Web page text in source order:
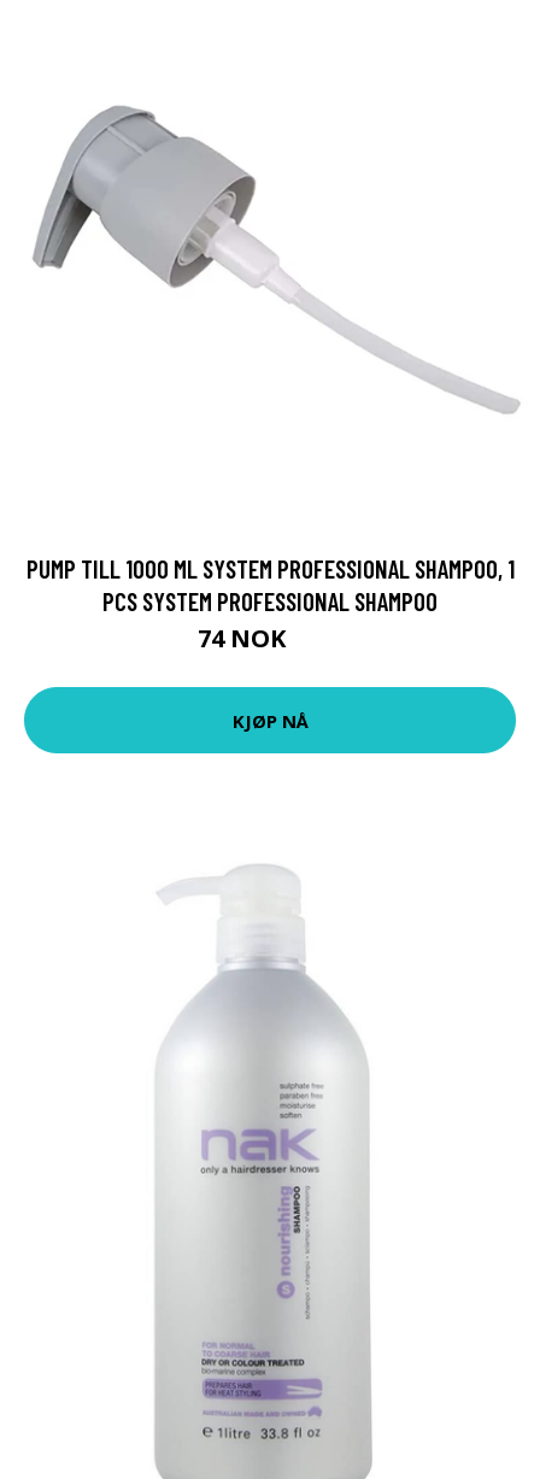
PUMP TILL 1000 ML SYSTEM PROFESSIONAL SHAMPOO, 1
PCS SYSTEM PROFESSIONAL SHAMPOO
74 NOK
KJØP NÅ